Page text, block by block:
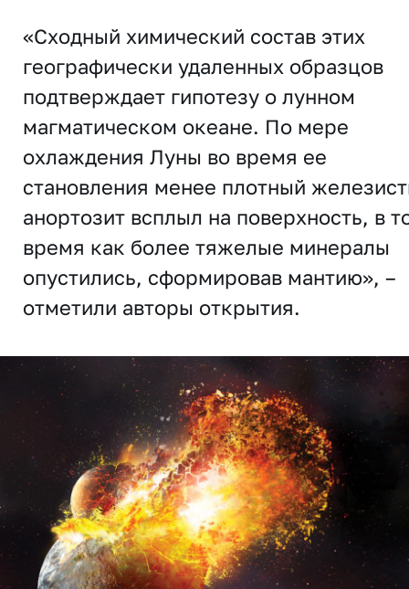
«Сходный химический состав этих
географически удаленных образцов
подтверждает гипотезу о лунном
магматическом океане. По мере
охлаждения Луны во время ее
становления менее плотный
анортозит всплыл на поверхность, в
время как более тяжелые минералы
опустились, сформировав мантию», –
отметили авторы открытия.